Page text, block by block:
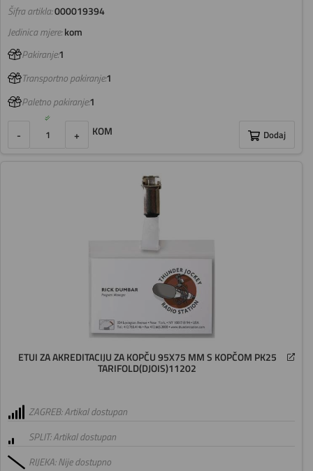
Šifra artikla:000019394
Jedinica mjere:kom
Pakiranje:1
Transportno pakiranje:1
Paletno pakiranje:1
- + KOM Dodaj
ETUI ZA AKREDITACIJU ZA KOPČU 95X75 MM S KOPČOM PK25
TARIFOLD(DJOIS)11202
ZAGREB: Artikal dostupan
SPLIT: Artikal dostupan
RIJEKA: Nije dostupno